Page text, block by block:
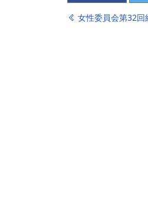
投女性委員会第32回総会